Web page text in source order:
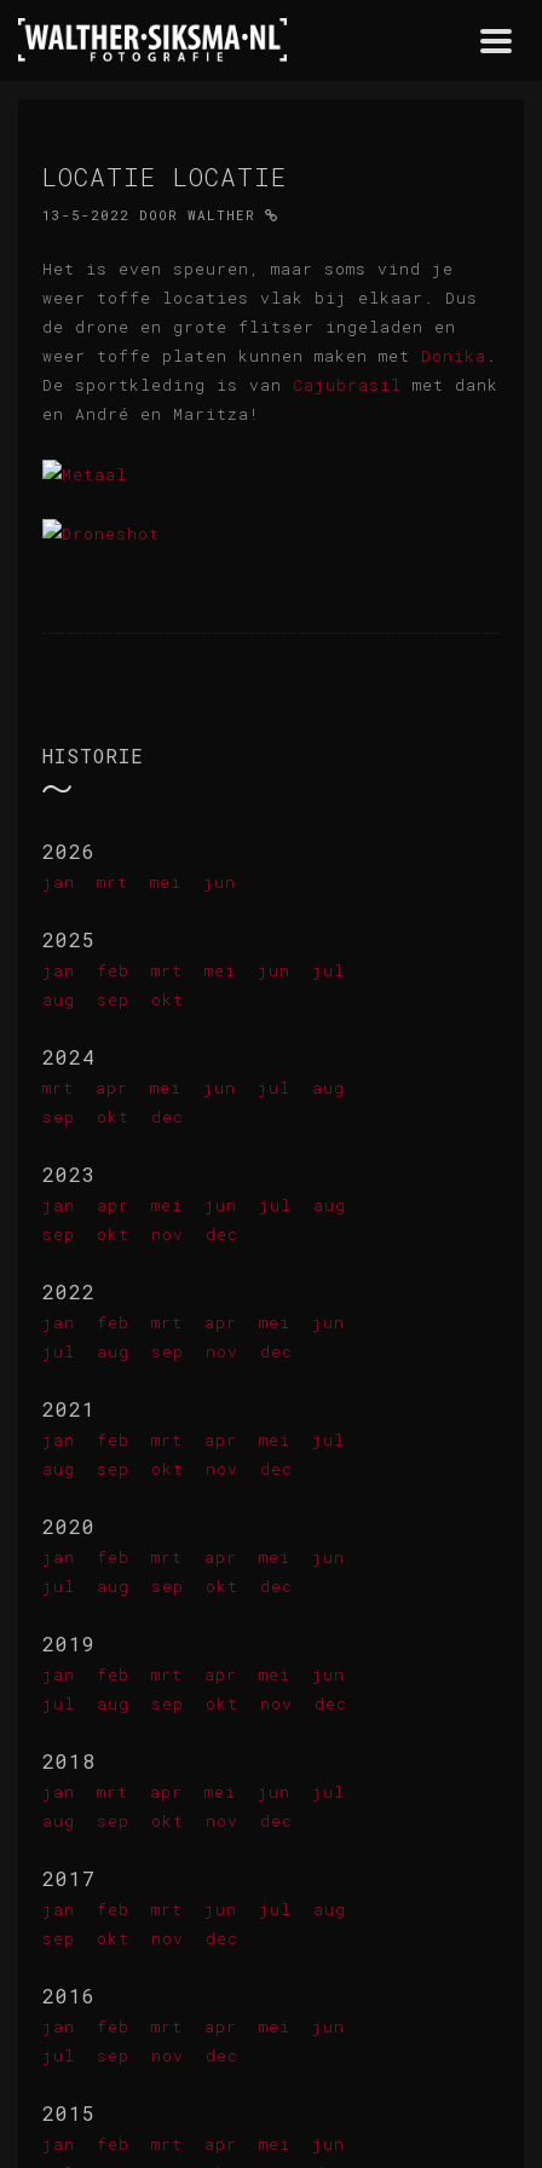
LOCATIE LOCATIE
13-5-2022 DOOR WALTHER
Het is even speuren, maar soms vind je
weer toffe locaties vlak bij elkaar. Dus
de drone en grote flitser ingeladen en
weer toffe platen kunnen maken met Donika .
De sportkleding is van Cajubrasil
met dank
en André en Maritza!
HISTORIE
2026
jan mrt mei jun
2025
jan feb mrt mei jun
jul
aug
sep okt
2024
mrt apr mei jun jul
aug
sep
okt dec
2023
jan apr mei jun jul
aug
sep
okt nov dec
2022
jan feb mrt apr mei
jun
jul
aug sep nov dec
2021
jan feb mrt apr mei
jul
aug
sep okt nov dec
2020
jan feb mrt apr mei
jun
jul
aug sep okt dec
2019
jan feb mrt apr mei
jun
jul
aug sep okt nov dec
2018
jan mrt apr mei jun
jul
aug
sep okt nov dec
2017
jan feb mrt jun jul
aug
sep
okt nov dec
2016
jan feb mrt apr mei
jun
jul
sep nov dec
2015
jan feb mrt apr mei
jun